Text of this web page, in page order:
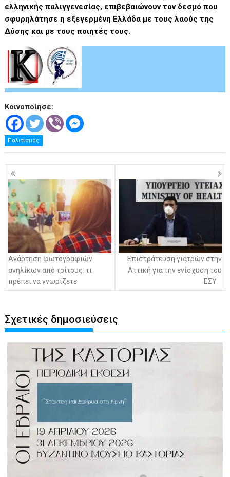
ελληνικής παλιγγενεσίας, επιβεβαιώνουν τον δεσμό που
σφυρηλάτησε η εξεγερμένη Ελλάδα με τους λαούς της
Δύσης και με τους ποιητές τους.
Κοινοποίησε:
Πολιτισμός
Πλοήγηση
άρθρων
Ανάρτηση φωτογραφιών
ανηλίκων από τρίτους: τι
πρέπει να γνωρίζετε
Επιστράτευση γιατρών στην
Αττική για την ενίσχυση του
ΕΣΥ
Σχετικές δημοσιεύσεις